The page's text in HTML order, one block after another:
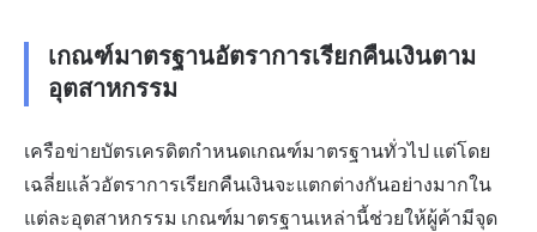
เกณฑ์มาตรฐานอัตราการเรียกคืนเงินตาม
อุตสาหกรรม
เครือข่ายบัตรเครดิตกำหนดเกณฑ์มาตรฐานทั่วไป แต่โดย
เฉลี่ยแล้วอัตราการเรียกคืนเงินจะแตกต่างกันอย่างมากใน
แต่ละอุตสาหกรรม เกณฑ์มาตรฐานเหล่านี้ช่วยให้ผู้ค้ามีจุด